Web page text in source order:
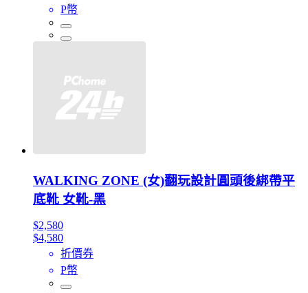
P幣
WALKING ZONE (女)翻玩設計圓頭後綁帶平
底靴 女靴-黑
$2,580
$4,580
折價券
P幣